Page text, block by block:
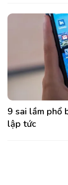
9 sai lầm phổ
lập tức